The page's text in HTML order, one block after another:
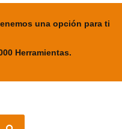
una opción para ti
Herramientas.